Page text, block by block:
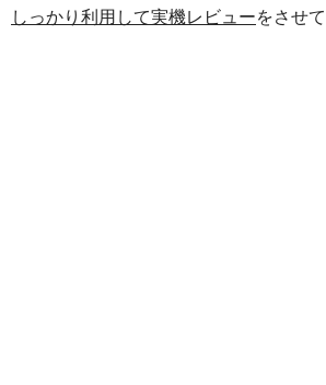
しっかり利用して実機レビューをさせて